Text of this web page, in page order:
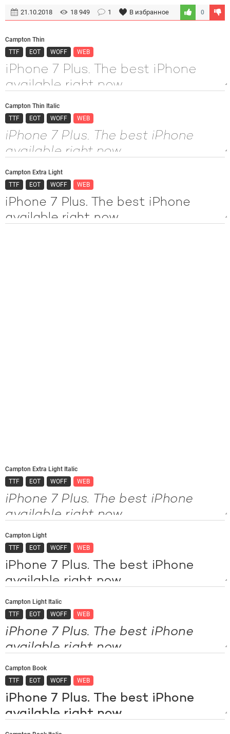
21.10.2018 18 949 1 В избранное 0
Campton Thin
TTF
EOT WOFF WEB
Campton Thin Italic
TTF
EOT WOFF WEB
Campton Extra Light
TTF
EOT WOFF WEB
Campton Extra Light Italic
TTF
EOT WOFF WEB
Campton Light
TTF
EOT WOFF WEB
Campton Light Italic
TTF
EOT WOFF WEB
Campton Book
TTF
EOT WOFF WEB